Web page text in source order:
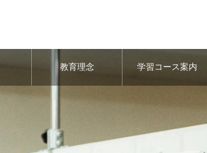
教育理念 学習コース案内